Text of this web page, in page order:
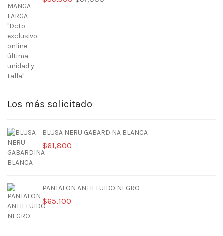
Los más solicitado
BLUSA NERU GABARDINA BLANCA
$61,800
PANTALON ANTIFLUIDO NEGRO
$65,100